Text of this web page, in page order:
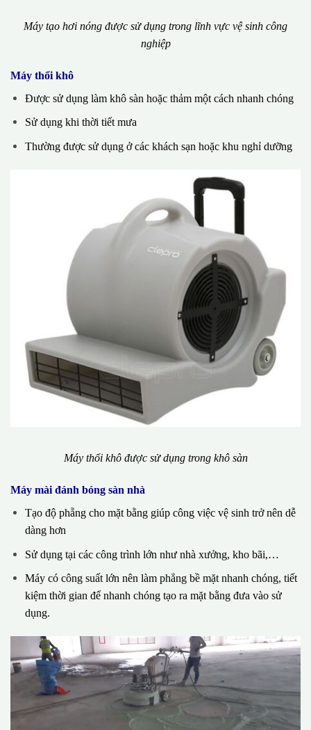
Máy tạo hơi nóng được sử dụng trong lĩnh vực vệ sinh công
nghiệp
Máy thổi khô
Được sử dụng làm khô sàn hoặc thảm một cách nhanh chóng
Sử dụng khi thời tiết mưa
Thường được sử dụng ở các khách sạn hoặc khu nghỉ dưỡng
Máy thổi khô được sử dụng trong khô sàn
Máy mài đánh bóng sàn nhà
Tạo độ phẵng cho mặt bằng giúp công việc vệ sinh trở nên dễ
dàng hơn
Sử dụng tại các công trình lớn như nhà xưởng, kho bãi,…
Máy có công suất lớn nên làm phẳng bề mặt nhanh chóng, tiết
kiệm thời gian để nhanh chóng tạo ra mặt bằng đưa vào sử
dụng.